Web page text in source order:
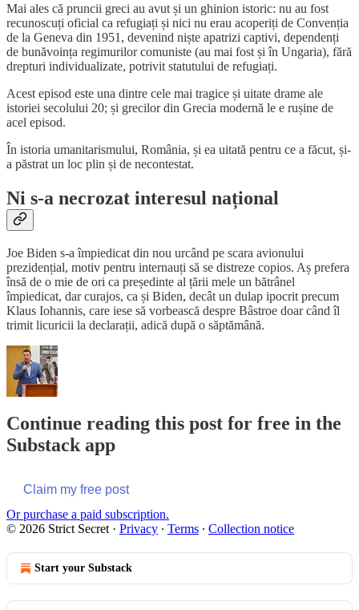
Mai ales că pruncii greci au avut și un ghinion istoric: nu au fost
recunoscuți oficial ca refugiați și nici nu erau acoperiți de Convenția
de la Geneva din 1951, devenind niște apatrizi captivi, dependenți
de bunăvoința regimurilor comuniste (au mai fost și în Ungaria), fără
drepturi individualizate, potrivit statutului de refugiați.
Acest episod este una dintre cele mai tragice și uitate drame ale
istoriei secolului 20; și grecilor din Grecia modernă le e rușine de
acel episod.
În istoria umanitarismului, România, și ea uitată pentru ce a făcut, și-
a păstrat un loc plin și de necontestat.
Ni s-a necrozat interesul național
Joe Biden s-a împiedicat din nou urcând pe scara avionului
prezidențial, motiv pentru internauți să se distreze copios. Aș prefera
însă de o mie de ori ca președinte al țării mele un bătrânel
împiedicat, dar curajos, ca și Biden, decât un dulap ipocrit precum
Klaus Iohannis, care iese să vorbească despre Bâstroe doar când îl
trimit licuricii la declarații, adică după o săptămână.
Continue reading this post for free in the
Substack app
Claim my free post
Or purchase a paid subscription.
© 2026 Strict Secret · Privacy ∙ Terms ∙ Collection notice
Start your Substack